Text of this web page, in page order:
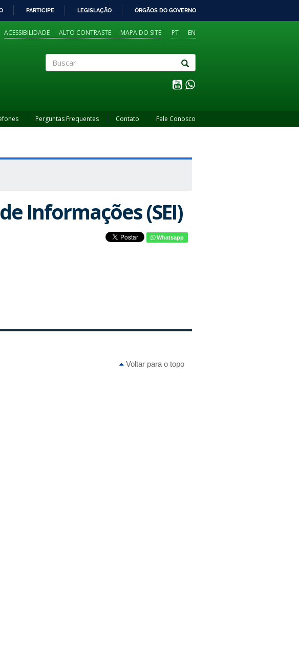
PARTICIPE LEGISLAÇÃO ÓRGÃOS DO GOVERNO
PT EN
ACESSIBILIDADE ALTO CONTRASTE MAPA DO SITE
Perguntas Frequentes Contato Fale Conosco
Informações (SEI)
Whatsapp
Voltar para o topo